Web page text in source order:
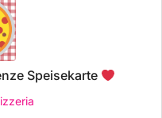
Speisekarte